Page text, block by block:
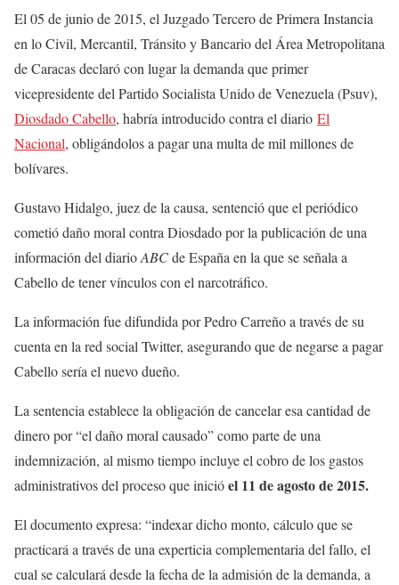
El 05 de junio de 2015, el Juzgado Tercero de Primera Instancia
en lo Civil, Mercantil, Tránsito y Bancario del Área Metropolitana
de Caracas declaró con lugar la demanda que primer
vicepresidente del Partido Socialista Unido de Venezuela (Psuv),
Diosdado Cabello, habría introducido contra el diario El
Nacional, obligándolos a pagar una multa de mil millones de
bolívares.
Gustavo Hidalgo, juez de la causa, sentenció que el periódico
cometió daño moral contra Diosdado por la publicación de una
información del diarioABCde España en la que se señala a
Cabello de tener vínculos con el narcotráfico.
La información fue difundida por Pedro Carreño a través de su
cuenta en la red social Twitter, asegurando que de negarse a pagar
Cabello sería el nuevo dueño.
La sentencia establece la obligación de cancelar esa cantidad de
dinero por “el daño moral causado” como parte de una
indemnización, al mismo tiempo incluye el cobro de los gastos
administrativos del proceso que inicióel 11 de agosto de 2015.
El documento expresa: “indexar dicho monto, cálculo que se
practicará a través de una experticia complementaria del fallo, el
cual se calculará desde la fecha de la admisión de la demanda, a